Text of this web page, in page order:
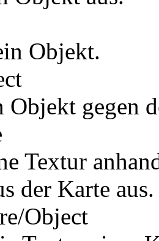
Objekt.
Objekt gegen
Textur
der Karte aus.
Object